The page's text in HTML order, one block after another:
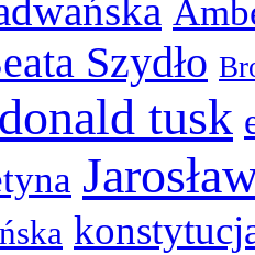
Szydło
donald tusk